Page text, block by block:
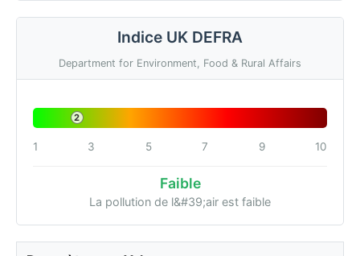
Indice UK DEFRA
Department for Environment, Food & Rural Affairs
2
1 3 5 7 9 10
Faible
La pollution de l&#39;air est faible